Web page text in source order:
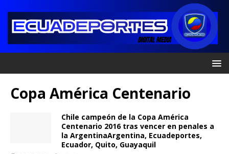
Copa América Centenario
Chile campeón de la Copa América
Centenario 2016 tras vencer en penales a
la ArgentinaArgentina, Ecuadeportes,
Ecuador, Quito, Guayaquil